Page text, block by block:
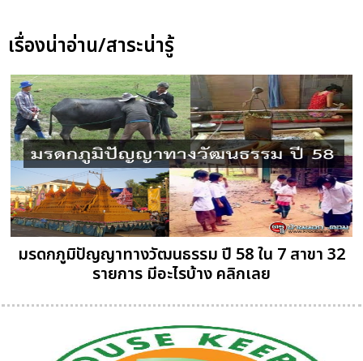
เรื่องน่าอ่าน/สาระน่ารู้
มรดกภูมิปัญญาทางวัฒนธรรม ปี 58 ใน 7 สาขา 32
รายการ มีอะไรบ้าง คลิกเลย